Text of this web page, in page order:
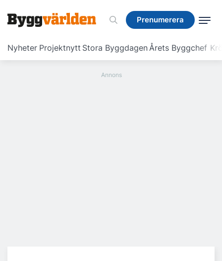
Prenumerera
Nyheter Projektnytt Stora ByggdagenÅrets Byggchef
Prenumerera